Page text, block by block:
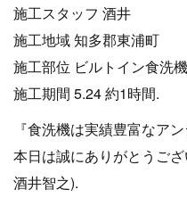
施工スタッフ 酒井
施工地域 知多郡東浦町
施工部位 ビルトイン食洗機
施工期間 5.24 約1時間.
『食洗機は実績豊富なア
本日は誠にありがとうご
酒井智之).